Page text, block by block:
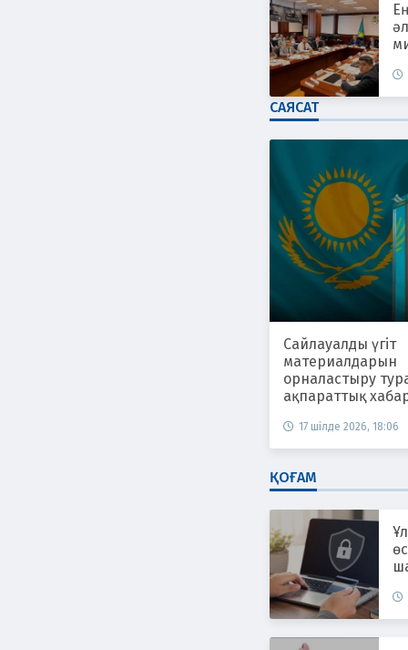
САЯСАТ
Сайлауалды үгіт
материалдарын
орналастыру
ақпараттық
17 шілде 2026, 18:06
ҚОҒАМ